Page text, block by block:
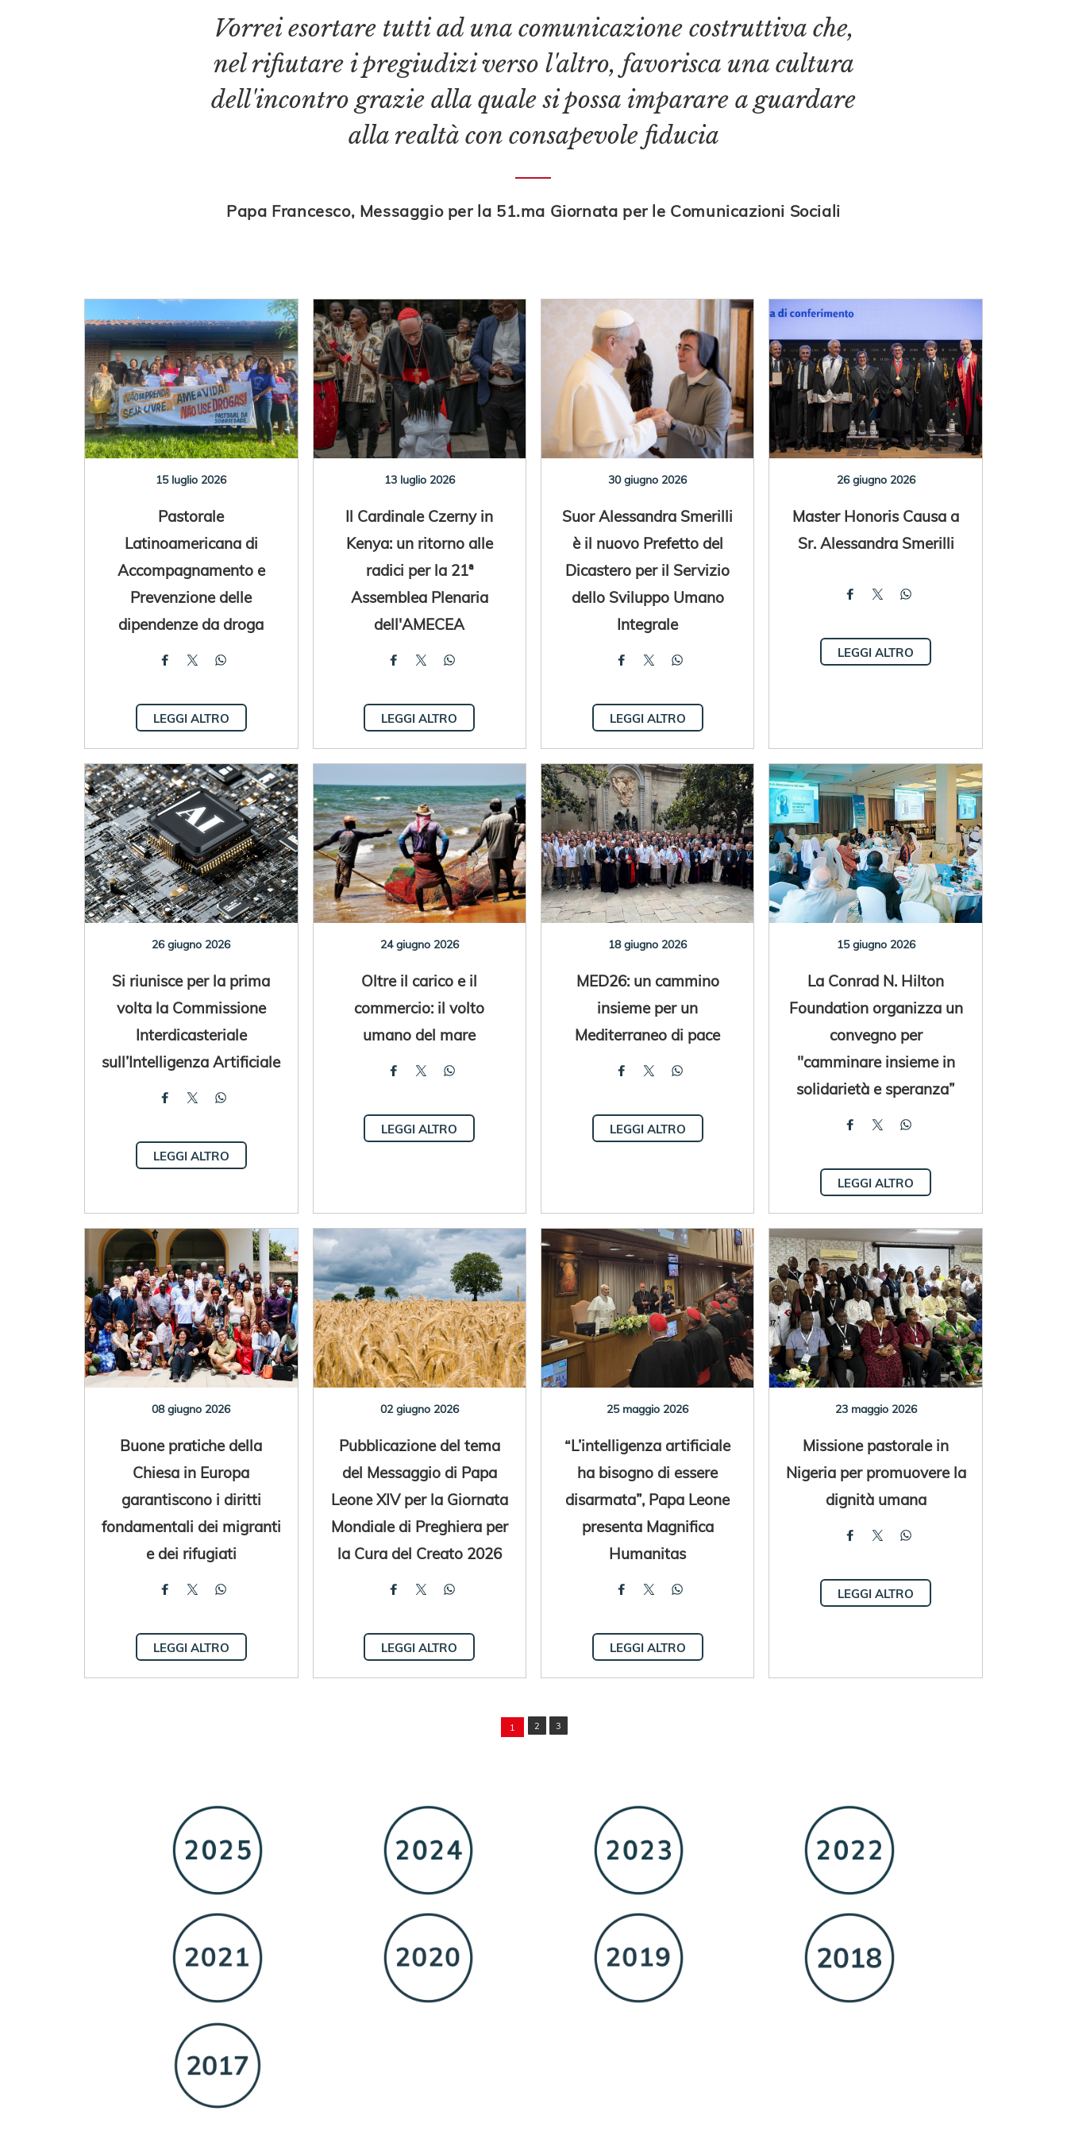
Vorrei esortare tutti ad una comunicazione costruttiva che,
nel rifiutare i pregiudizi verso l'altro, favorisca una cultura
dell'incontro grazie alla quale si possa imparare a guardare
alla realtà con consapevole fiducia
Papa Francesco, Messaggio per la 51.ma Giornata per le Comunicazioni Sociali
15 luglio 2026
Pastorale
Latinoamericana di
Accompagnamento e
Prevenzione delle
dipendenze da droga
LEGGI ALTRO
13 luglio 2026
Il Cardinale Czerny in
Kenya: un ritorno alle
radici per la 21ª
Assemblea Plenaria
dell'AMECEA
LEGGI ALTRO
30 giugno 2026
Suor Alessandra Smerilli
è il nuovo Prefetto del
Dicastero per il Servizio
dello Sviluppo Umano
Integrale
LEGGI ALTRO
26 giugno 2026
Master Honoris Causa a
Sr. Alessandra Smerilli
LEGGI ALTRO
26 giugno 2026
Si riunisce per la prima
volta la Commissione
Interdicasteriale
sull’Intelligenza Artificiale
LEGGI ALTRO
24 giugno 2026
Oltre il carico e il
commercio: il volto
umano del mare
LEGGI ALTRO
18 giugno 2026
MED26: un cammino
insieme per un
Mediterraneo di pace
LEGGI ALTRO
15 giugno 2026
La Conrad N. Hilton
Foundation organizza un
convegno per
"camminare insieme in
solidarietà e speranza”
LEGGI ALTRO
08 giugno 2026
Buone pratiche della
Chiesa in Europa
garantiscono i diritti
fondamentali dei migranti
e dei rifugiati
LEGGI ALTRO
02 giugno 2026
Pubblicazione del tema
del Messaggio di Papa
Leone XIV per la Giornata
Mondiale di Preghiera per
la Cura del Creato 2026
LEGGI ALTRO
25 maggio 2026
“L’intelligenza artificiale
ha bisogno di essere
disarmata”, Papa Leone
presenta Magnifica
Humanitas
LEGGI ALTRO
23 maggio 2026
Missione pastorale in
Nigeria per promuovere la
dignità umana
LEGGI ALTRO
1 2 3